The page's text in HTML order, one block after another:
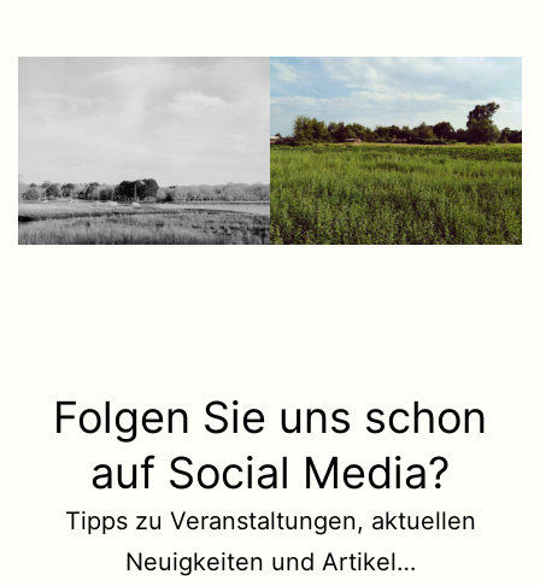
Folgen Sie uns schon
auf Social Media?
Tipps zu Veranstaltungen, aktuellen
Neuigkeiten und Artikel…